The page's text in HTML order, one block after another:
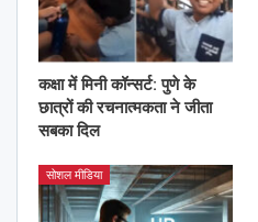
कक्षा में मिनी कॉन्सर्ट: पुणे के
छात्रों की रचनात्मकता ने जीता
सबका दिल
सोशल मीडिया